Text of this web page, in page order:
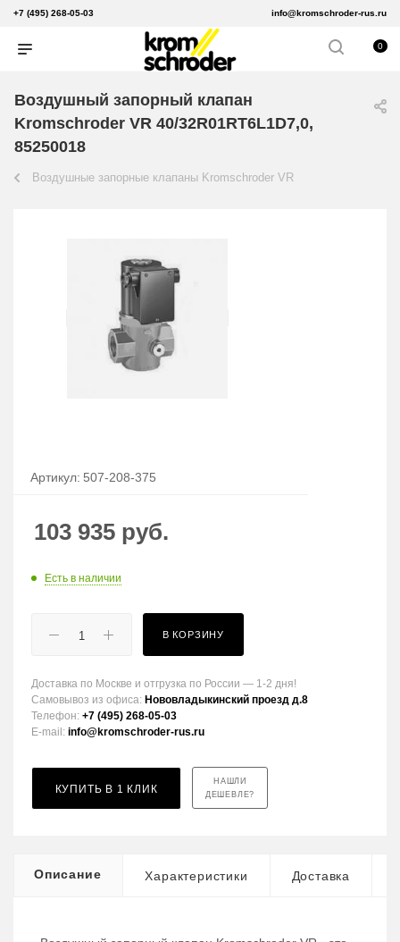
+7 (495) 268-05-03 info@kromschroder-rus.ru
0
Воздушный запорный клапан
Kromschroder VR 40/32R01RT6L1D7,0,
85250018
Воздушные запорные клапаны Kromschroder VR
Артикул: 507-208-375
103 935 руб.
Есть в наличии
В КОРЗИНУ
Доставка по Москве и отгрузка по России — 1-2 дня!
Самовывоз из офиса: Нововладыкинский проезд д.8
Телефон: +7 (495) 268-05-03
E-mail: info@kromschroder-rus.ru
КУПИТЬ В 1 КЛИК
НАШЛИ
ДЕШЕВЛЕ?
Описание Характеристики Доставка